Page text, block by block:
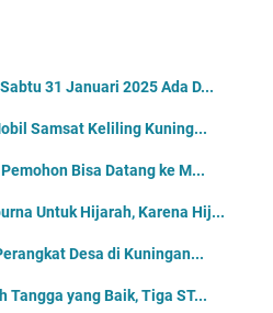
31 Januari 2025 Ada D...
Samsat Keliling Kuning...
Bisa Datang ke M...
Untuk Hijarah, Karena Hij...
Desa di Kuningan...
Tangga yang Baik, Tiga ST...